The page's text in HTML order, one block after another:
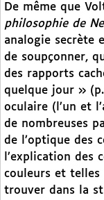
De même que
philosophie de
analogie secrète
de soupçonner,
des rapports
quelque jour »
oculaire (l’un et
de nombreuses
de l’optique des
l’explication des
couleurs et
trouver dans la